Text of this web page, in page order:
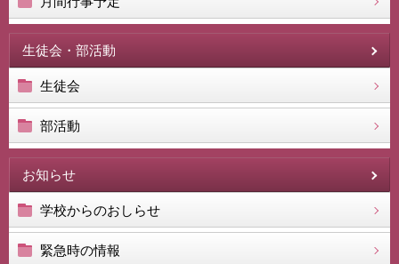
生徒会・部活動
生徒会
部活動
お知らせ
学校からのおしらせ
緊急時の情報